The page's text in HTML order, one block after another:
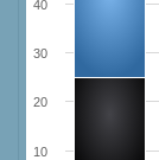
10
20
30
40